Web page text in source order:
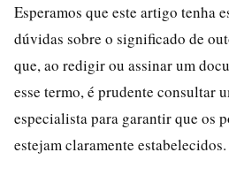
Esperamos que este artigo tenha
dúvidas sobre o significado de
que, ao redigir ou assinar um
esse termo, é prudente consultar
especialista para garantir que os
estejam claramente estabelecidos.